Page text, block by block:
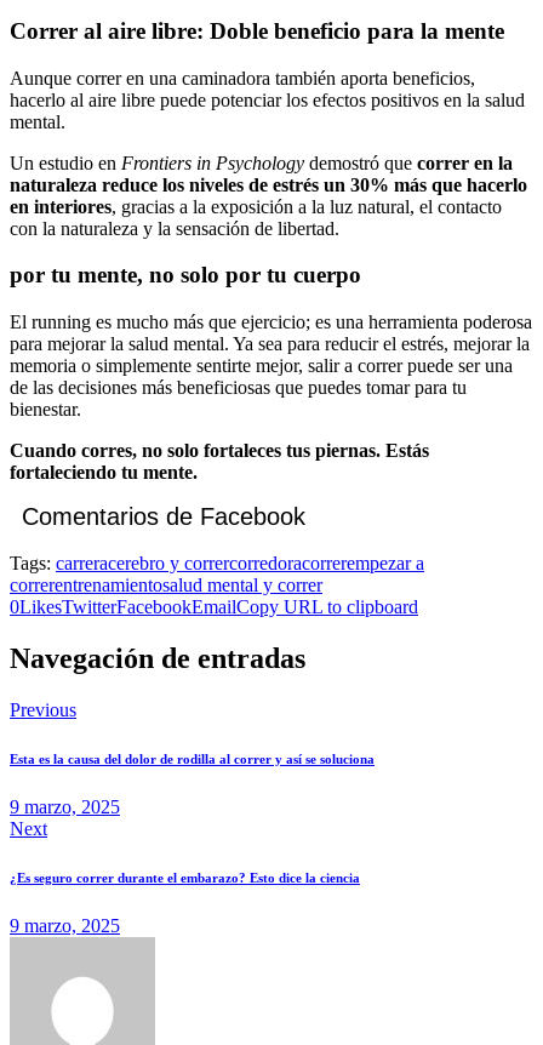
Correr al aire libre: Doble beneficio para la mente
Aunque correr en una caminadora también aporta beneficios,
hacerlo al aire libre puede potenciar los efectos positivos en la salud
mental.
Un estudio en Frontiers in Psychology demostró que correr en la
naturaleza reduce los niveles de estrés un 30% más que hacerlo
en interiores, gracias a la exposición a la luz natural, el contacto
con la naturaleza y la sensación de libertad.
por tu mente, no solo por tu cuerpo
El running es mucho más que ejercicio; es una herramienta poderosa
para mejorar la salud mental. Ya sea para reducir el estrés, mejorar la
memoria o simplemente sentirte mejor, salir a correr puede ser una
de las decisiones más beneficiosas que puedes tomar para tu
bienestar.
Cuando corres, no solo fortaleces tus piernas. Estás
fortaleciendo tu mente.
Comentarios de Facebook
Tags: carreracerebro y corrercorredoracorrerempezar a
correrentrenamientosalud mental y correr
0LikesTwitterFacebookEmailCopy URL to clipboard
Navegación de entradas
Previous
Esta es la causa del dolor de rodilla al correr y así se soluciona
9 marzo, 2025
Next
¿Es seguro correr durante el embarazo? Esto dice la ciencia
9 marzo, 2025